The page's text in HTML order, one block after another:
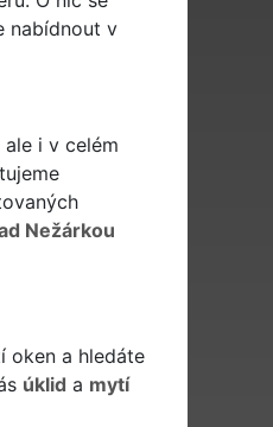
nabídnout v
i v celém
Nežárkou
oken a hledáte
úklid a mytí